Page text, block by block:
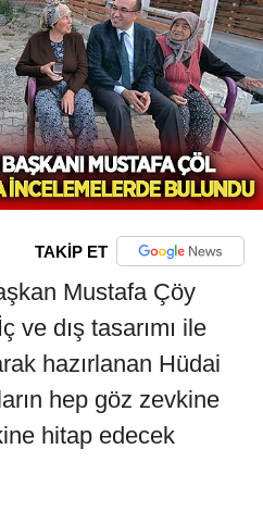
TAKİP ET
Mustafa Çöy
ve dış tasarımı ile
hazırlanan Hüdai
hep göz zevkine
hitap edecek